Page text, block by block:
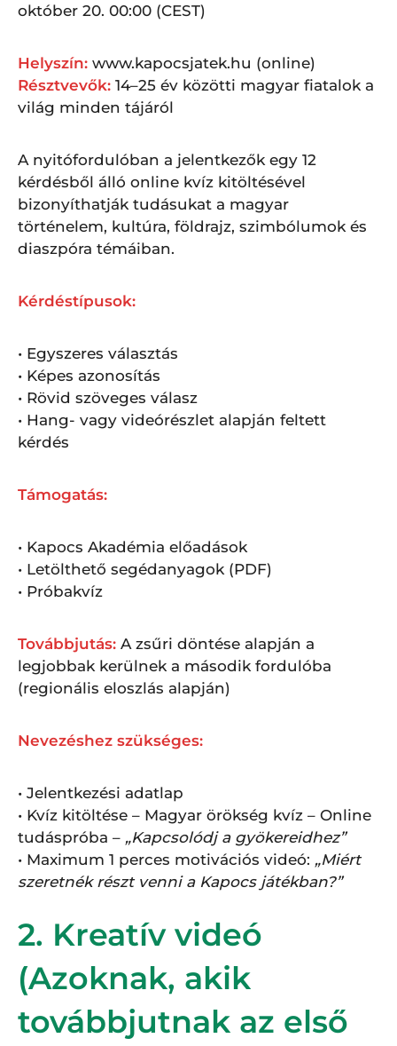
október 20. 00:00 (CEST)
Helyszín: www.kapocsjatek.hu (online)
Résztvevők: 14–25 év közötti magyar fiatalok a
világ minden tájáról
A nyitófordulóban a jelentkezők egy 12
kérdésből álló online kvíz kitöltésével
bizonyíthatják tudásukat a magyar
történelem, kultúra, földrajz, szimbólumok és
diaszpóra témáiban.
Kérdéstípusok:
• Egyszeres választás
• Képes azonosítás
• Rövid szöveges válasz
• Hang- vagy videórészlet alapján feltett
kérdés
Támogatás:
• Kapocs Akadémia előadások
• Letölthető segédanyagok (PDF)
• Próbakvíz
Továbbjutás: A zsűri döntése alapján a
legjobbak kerülnek a második fordulóba
(regionális eloszlás alapján)
Nevezéshez szükséges:
• Jelentkezési adatlap
• Kvíz kitöltése – Magyar örökség kvíz – Online
tudáspróba – „Kapcsolódj a gyökereidhez”
• Maximum 1 perces motivációs videó: „Miért
szeretnék részt venni a Kapocs játékban?”
2. Kreatív videó
(Azoknak, akik
továbbjutnak az első